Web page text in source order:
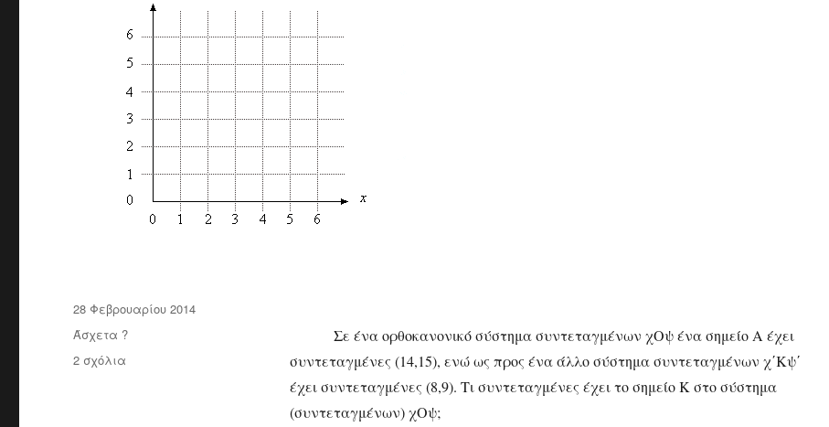
Σε ένα ορθοκανονικό σύστημα συντεταγμένων χΟψ ένα σημείο Α έχει
συντεταγμένες (14,15), ενώ ως προς ένα άλλο σύστημα συντεταγμένων χ΄Κψ΄
έχει συντεταγμένες (8,9). Τι συντεταγμένες έχει το σημείο Κ στο σύστημα
(συντεταγμένων) χΟψ;
Δημοσιεύτηκε
την
28 Φεβρουαρίου 2014
Κατηγορίες
Άσχετα ?
2 σχόλια